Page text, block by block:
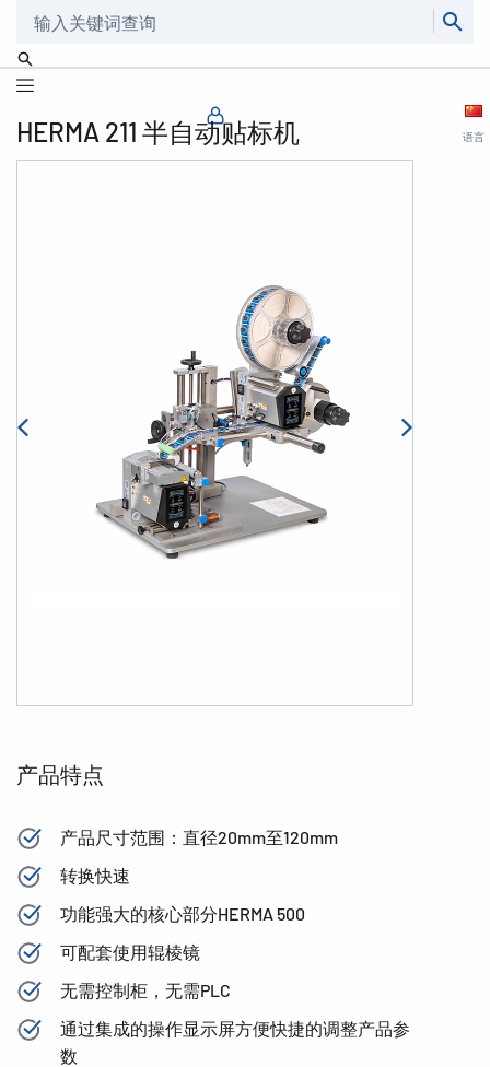
搜索
语言
HERMA 211 半自动贴标机
产品特点
产品尺寸范围：直径20mm至120mm
转换快速
功能强大的核心部分HERMA 500
可配套使用辊棱镜
无需控制柜，无需PLC
通过集成的操作显示屏方便快捷的调整产品参
数